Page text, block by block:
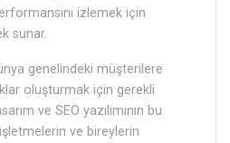
izlemek için
sunar.
genelindeki müşterilere
oluşturmak için gerekli
ve SEO yazılımının bu
ve bireylerin